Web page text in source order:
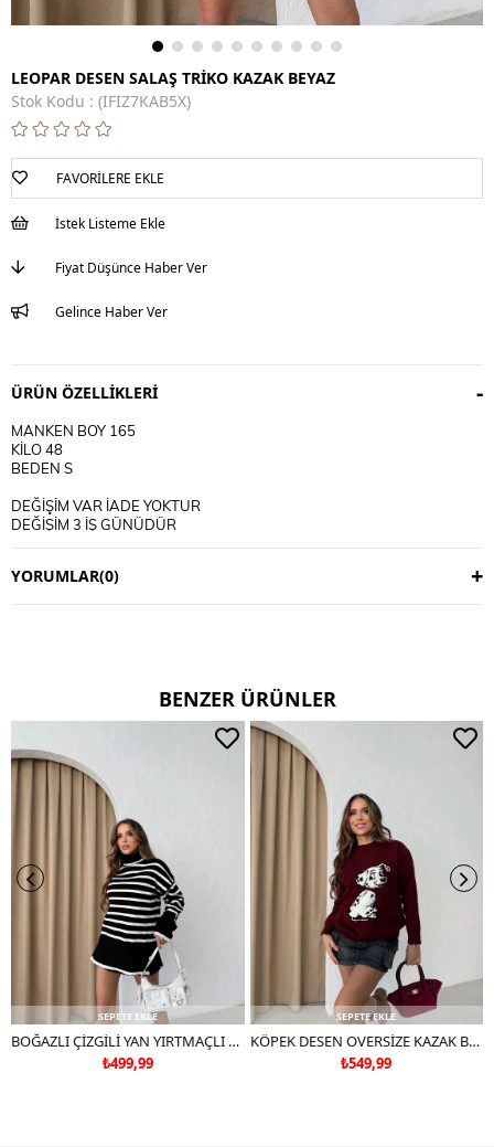
LEOPAR DESEN SALAŞ TRİKO KAZAK BEYAZ
Stok Kodu
(IFIZ7KAB5X)
FAVORILERE EKLE
İstek Listeme Ekle
Fiyat Düşünce Haber Ver
Gelince Haber Ver
ÜRÜN ÖZELLIKLERI
MANKEN BOY 165
KİLO 48
BEDEN S
DEĞİŞİM VAR İADE YOKTUR
DEĞİŞİM 3 İŞ GÜNÜDÜR
YORUMLAR(0)
BENZER ÜRÜNLER
SEPETE EKLE
BOĞAZLI ÇİZGİLİ YAN YIRTMAÇLI OVERSİZE TRİKO KAZAK SİYAH
₺499,99
SEPETE EKLE
KÖPEK DESEN OVERSİZE KAZAK BORDO
₺549,99